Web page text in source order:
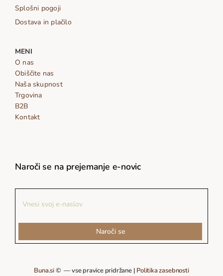
Splošni pogoji
Dostava in plačilo
MENI
O nas
Obiščite nas
Naša skupnost
Trgovina
B2B
Kontakt
Naroči se na prejemanje e-novic
Naroči se
Buna.si© — vse pravice pridržane | Politika zasebnosti